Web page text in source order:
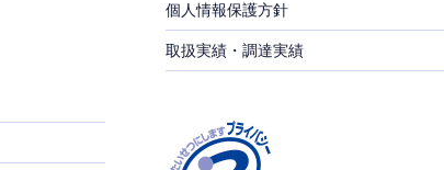
個人情報保護方針
取扱実績・調達実績